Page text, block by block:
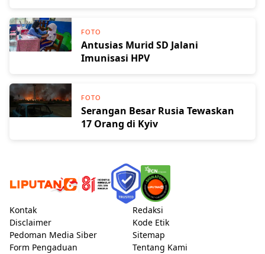
FOTO
Antusias Murid SD Jalani
Imunisasi HPV
FOTO
Serangan Besar Rusia Tewaskan
17 Orang di Kyiv
Kontak
Redaksi
Disclaimer
Kode Etik
Pedoman Media Siber
Sitemap
Form Pengaduan
Tentang Kami